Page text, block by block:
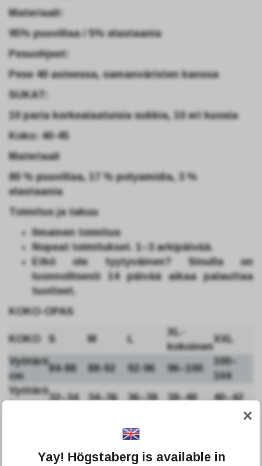
Materiaali:
95% puuvillaa / 5% elastaania
Pesuohjeet:
Pese 40 asteessa, samanväristen kanssa
SUKAT:
10 paria korkealaatuisia sukkia, 10 eri kuosia
Koko: 40-45
Materiaali
80 % puuvillaa, 17 % polyamidia, 3 %
elastaania
Toimitus ja takuu
Ilmainen toimitus
Nopeat toimitukset. 1–3 arkipäivää.
Etkö ole tyytyväinen? Sinulla on
luonnollisesti 14 päivää aikaa palauttaa
tuotteet.
KOKO-OPAS
KOKO S M L
XL-
kokoinen
XXL
Vyötärö
cm
84-88 88-92 92-96 96–100
100–
104
Vyötärö
32–34 34–36 36–38 38–40 40–42
×
Yay! Högstaberg is available in